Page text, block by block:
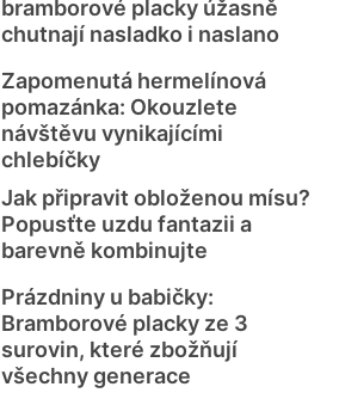
bramborové placky úžasně
chutnají nasladko i naslano
Zapomenutá hermelínová
pomazánka: Okouzlete
návštěvu vynikajícími
chlebíčky
Jak připravit obloženou mísu?
Popusťte uzdu fantazii a
barevně kombinujte
Prázdniny u babičky:
Bramborové placky ze 3
surovin, které zbožňují
všechny generace